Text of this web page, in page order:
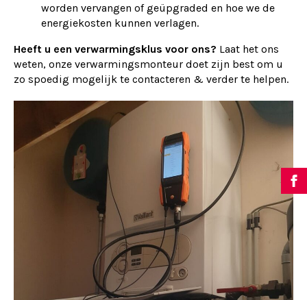
worden vervangen of geüpgraded en hoe we de
energiekosten kunnen verlagen.
Heeft u een verwarmingsklus voor ons? Laat het ons
weten, onze verwarmingsmonteur doet zijn best om u
zo spoedig mogelijk te contacteren & verder te helpen.